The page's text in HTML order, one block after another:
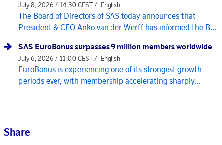
July 8, 2026 / 14:30 CEST / English
The Board of Directors of SAS today announces that
President & CEO Anko van der Werff has informed the B...
SAS EuroBonus surpasses 9 million members worldwide
July 6, 2026 / 11:00 CEST / English
EuroBonus is experiencing one of its strongest growth
periods ever, with membership accelerating sharply...
Share